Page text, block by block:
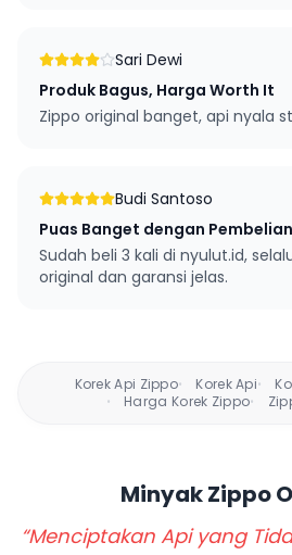
Sari Dewi
Produk Bagus, Harga Worth It
Zippo original banget, api nyala
Budi Santoso
Puas Banget dengan Pembelian
Sudah beli 3 kali di nyulut.id,
original dan garansi jelas.
Korek Api Zippo• Korek Api•
• Harga Korek Zippo•
Minyak Zippo
“Menciptakan Api yang